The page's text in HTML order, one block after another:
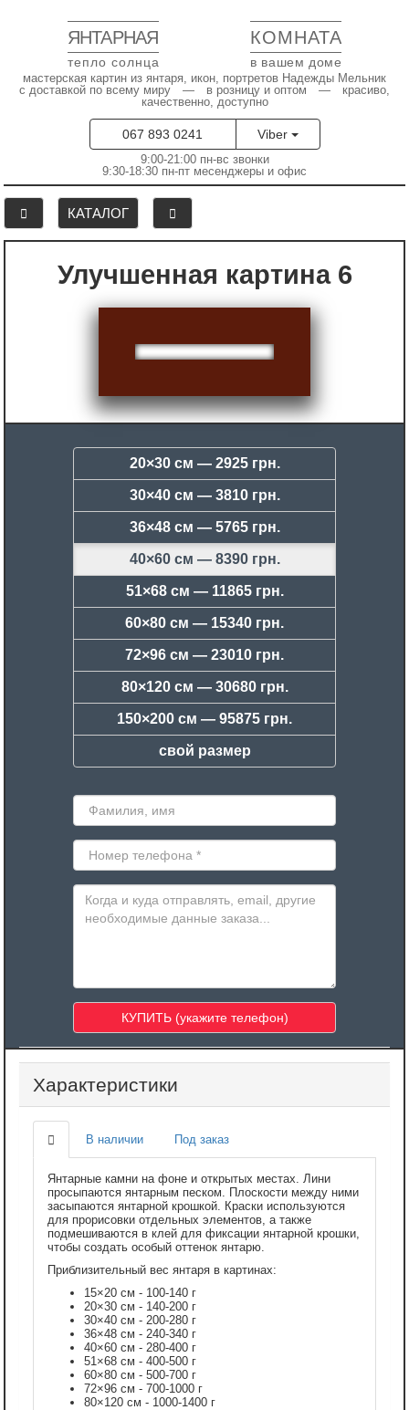
ЯНТАРНАЯ КОМНАТА
тепло солнца в вашем доме
мастерская картин из янтаря, икон, портретов Надежды Мельник
с доставкой по всему миру — в розницу и оптом — красиво,
качественно, доступно
067 893 0241 Viber
9:00-21:00 пн-вс звонки
9:30-18:30 пн-пт месенджеры и офис
КАТАЛОГ
Улучшенная картина 6
20×30 см — 2925 грн.
30×40 см — 3810 грн.
36×48 см — 5765 грн.
40×60 см — 8390 грн.
51×68 см — 11865 грн.
60×80 см — 15340 грн.
72×96 см — 23010 грн.
80×120 см — 30680 грн.
150×200 см — 95875 грн.
свой размер
Характеристики
В наличии Под заказ
Янтарные камни на фоне и открытых местах. Лини
просыпаются янтарным песком. Плоскости между ними
засыпаются янтарной крошкой. Краски используются
для прорисовки отдельных элементов, а также
подмешиваются в клей для фиксации янтарной крошки,
чтобы создать особый оттенок янтарю.
Приблизительный вес янтаря в картинах:
15×20 см - 100-140 г
20×30 см - 140-200 г
30×40 см - 200-280 г
36×48 см - 240-340 г
40×60 см - 280-400 г
51×68 см - 400-500 г
60×80 см - 500-700 г
72×96 см - 700-1000 г
80×120 см - 1000-1400 г